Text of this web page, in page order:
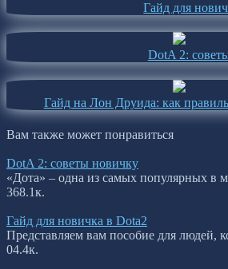
Гайд для
DotA 2:
Гайд на Лон Друида: как
Вам также может понравиться
DotA 2: советы новичку
«Дота» – одна из самых популярных в
368.1к.
Гайд для новичка в Dota2
Представляем вам пособие для людей,
04.4к.